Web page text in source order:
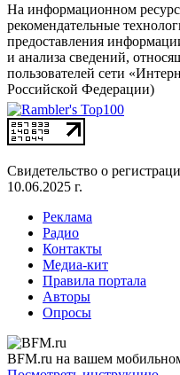
На информационном
рекомендательные
предоставления
и анализа сведений,
пользователей сети
Российской Федерации)
Свидетельство о
10.06.2025 г.
Реклама
Радио
Контакты
Медиа-кит
Правила портала
Авторы
Опросы
BFM.ru на вашем